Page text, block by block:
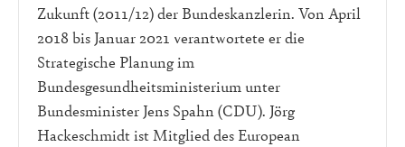
Zukunft (2011/12) der Bundeskanzlerin. Von April
2018 bis Januar 2021 verantwortete er die
Strategische Planung im
Bundesgesundheitsministerium unter
Bundesminister Jens Spahn (CDU). Jörg
Hackeschmidt ist Mitglied des European